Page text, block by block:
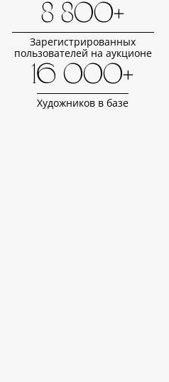
8 800+
Зарегистрированных
пользователей на аукционе
16 000+
Художников в базе